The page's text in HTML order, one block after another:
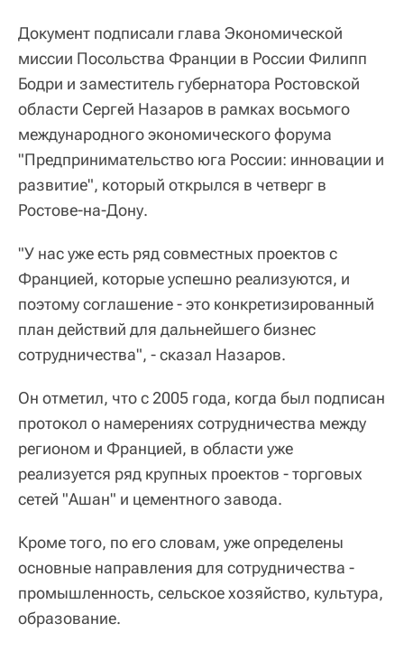
Документ подписали глава Экономической
миссии Посольства Франции в России Филипп
Бодри и заместитель губернатора Ростовской
области Сергей Назаров в рамках восьмого
международного экономического форума
"Предпринимательство юга России: инновации и
развитие", который открылся в четверг в
Ростове-на-Дону.
"У нас уже есть ряд совместных проектов с
Францией, которые успешно реализуются, и
поэтому соглашение - это конкретизированный
план действий для дальнейшего бизнес
сотрудничества", - сказал Назаров.
Он отметил, что с 2005 года, когда был подписан
протокол о намерениях сотрудничества между
регионом и Францией, в области уже
реализуется ряд крупных проектов - торговых
сетей "Ашан" и цементного завода.
Кроме того, по его словам, уже определены
основные направления для сотрудничества -
промышленность, сельское хозяйство, культура,
образование.